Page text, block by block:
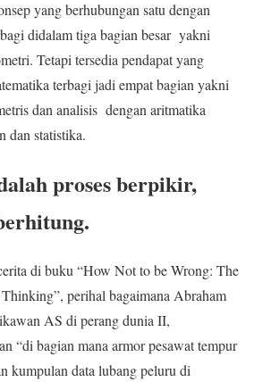
yang berhubungan satu dengan
didalam tiga bagian besar yakni
Tetapi tersedia pendapat yang
terbagi jadi empat bagian yakni
dan analisis dengan aritmatika
dan statistika.
proses berpikir,
di buku “How Not to be Wrong: The
perihal bagaimana Abraham
AS di perang dunia II,
“di bagian mana armor pesawat tempur
kumpulan data lubang peluru di